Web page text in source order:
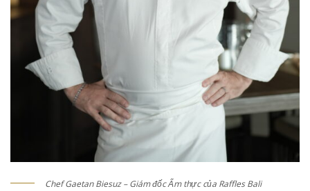
Chef Gaetan Biesuz – Giám đốc Ẩm thực của Raffles Bali